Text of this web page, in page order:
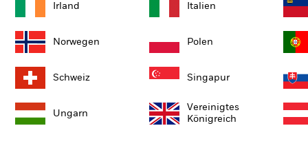
Irland Italien
Norwegen Polen
Schweiz Singapur
Ungarn
Vereinigtes
Königreich